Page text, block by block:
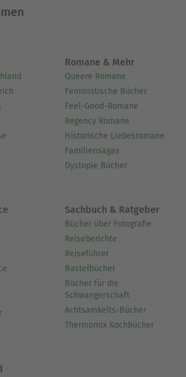
Romane & Mehr
Queere Romane
Feministische Bücher
Feel-Good-Romane
Regency Romane
Historische Liebesromane
Familiensagas
Dystopie Bücher
Sachbuch & Ratgeber
Bücher über Fotografie
Reiseberichte
Reiseführer
Bastelbücher
Bücher für die
Schwangerschaft
Achtsamkeits-Bücher
Thermomix Kochbücher